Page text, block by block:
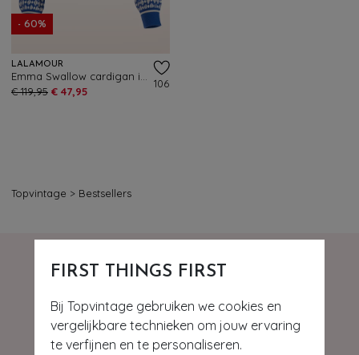
FIRST THINGS FIRST
Bij Topvintage gebruiken we cookies en
vergelijkbare technieken om jouw ervaring
te verfijnen en te personaliseren.
- 60%
LALAMOUR
€ 119,95 € 47,95
106
Topvintage > Bestsellers
Hey gorgeous